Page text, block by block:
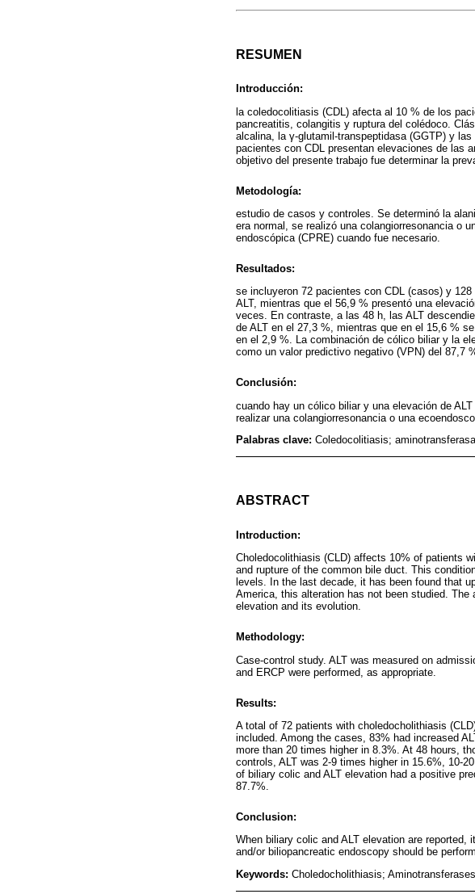
RESUMEN
Introducción:
la coledocolitiasis (CDL) afecta al 10 % de los
pancreatitis, colangitis y ruptura del colédoco.
alcalina, la γ-glutamil-transpeptidasa (GGTP) y
pacientes con CDL presentan elevaciones de las
objetivo del presente trabajo fue determinar la
Metodología:
estudio de casos y controles. Se determinó la
era normal, se realizó una colangiorresonancia o
endoscópica (CPRE) cuando fue necesario.
Resultados:
se incluyeron 72 pacientes con CDL (casos) y
ALT, mientras que el 56,9 % presentó una
veces. En contraste, a las 48 h, las ALT
de ALT en el 27,3 %, mientras que en el 15,6 %
en el 2,9 %. La combinación de cólico biliar y la
como un valor predictivo negativo (VPN) del 87,7
Conclusión:
cuando hay un cólico biliar y una elevación de
realizar una colangiorresonancia o una
Palabras clave: Coledocolitiasis;
ABSTRACT
Introduction:
Choledocolithiasis (CLD) affects 10% of patients
and rupture of the common bile duct. This
levels. In the last decade, it has been found that
America, this alteration has not been studied.
elevation and its evolution.
Methodology:
Case-control study. ALT was measured on
and ERCP were performed, as appropriate.
Results:
A total of 72 patients with choledocholithiasis
included. Among the cases, 83% had increased
more than 20 times higher in 8.3%. At 48 hours,
controls, ALT was 2-9 times higher in 15.6%, 10-
of biliary colic and ALT elevation had a positive
87.7%.
Conclusion:
When biliary colic and ALT elevation are
and/or biliopancreatic endoscopy should be
Keywords: Choledocholithiasis;